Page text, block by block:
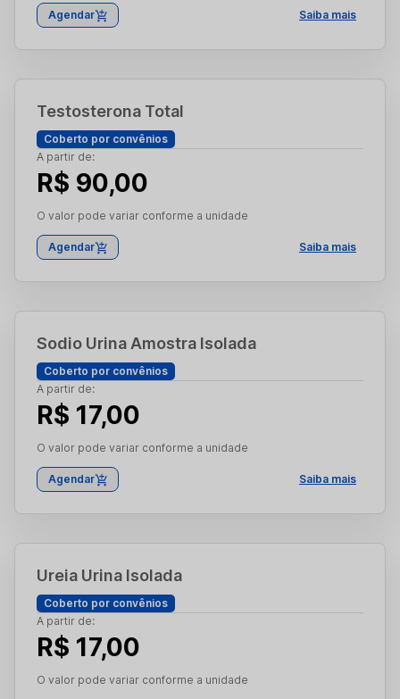
Agendar Saiba mais
Testosterona Total
Coberto por convênios
A partir de:
R$ 90,00
O valor pode variar conforme a unidade
Agendar Saiba mais
Sodio Urina Amostra Isolada
Coberto por convênios
A partir de:
R$ 17,00
O valor pode variar conforme a unidade
Agendar Saiba mais
Ureia Urina Isolada
Coberto por convênios
A partir de:
R$ 17,00
O valor pode variar conforme a unidade